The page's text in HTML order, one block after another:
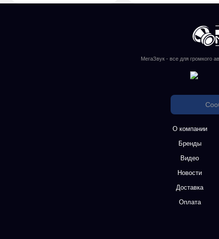
МегаЗвук - все для громкого
О компании
Бренды
Видео
Новости
Доставка
Оплата